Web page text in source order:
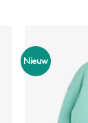
Nieuw